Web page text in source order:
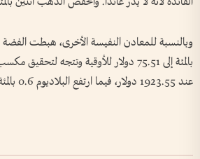
بالمئة إلى 75.51 دولار للأوقية وتتجه
عند 1923.55 دولار، فيما ارتفع البلاديوم 0.6 بالمئة ​إلى 1375.57 دولار.